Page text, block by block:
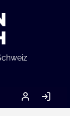
MEIN
ACCOUNT